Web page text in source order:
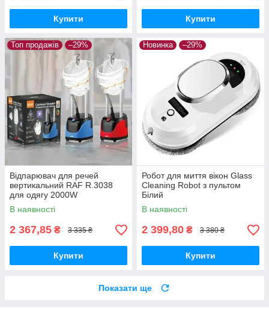
Купити Купити
Топ продажів –29%
Відпарювач для речей
вертикальний RAF R.3038
для одягу 2000W
В наявності
2 367,85 ₴ 3 335 ₴
Купити
Новинка –29%
Робот для миття вікон Glass
Cleaning Robot з пультом
Білий
В наявності
2 399,80 ₴ 3 380 ₴
Купити
Показати ще